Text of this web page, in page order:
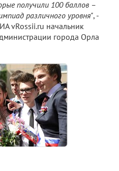
получили 100 баллов –
различного уровня", -
vRossii.ru начальник
города Орла